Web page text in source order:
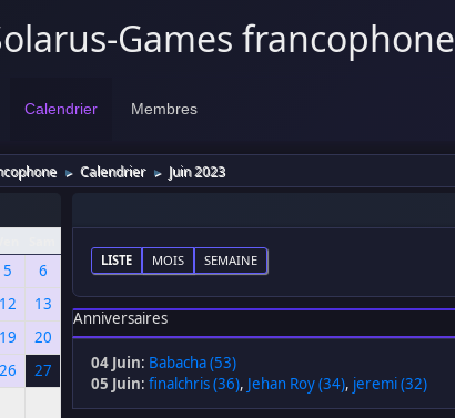
Games francophone
Calendrier Membres
► Calendrier ► Juin 2023
5
6
12
13
19
20
26
27
LISTE MOIS SEMAINE
Anniversaires
04 Juin: Babacha (53)
05 Juin: finalchris (36), Jehan Roy (34), jeremi (32)